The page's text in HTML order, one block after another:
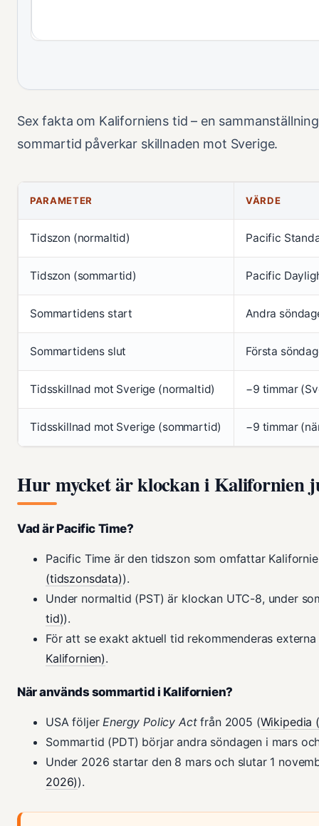
Sex fakta om Kaliforniens tid – en
sommartid påverkar skillnaden mot Sverige.
PARAMETER VÄRDE
Tidszon (normaltid) Pacific
Tidszon (sommartid) Pacific
Sommartidens start Andra
Sommartidens slut Första
Tidsskillnad mot Sverige (normaltid) −9 timmar
Tidsskillnad mot Sverige (sommartid) −9 timmar
Hur mycket är klockan i Kalifornien
Vad är Pacific Time?
Pacific Time är den tidszon som omfattar
(tidszonsdata)).
Under normaltid (PST) är klockan UTC-8, under
tid)).
För att se exakt aktuell tid rekommenderas
Kalifornien).
När används sommartid i Kalifornien?
USA följer Energy Policy Actfrån 2005 (Wikipedia
Sommartid (PDT) börjar andra söndagen i mars
Under 2026 startar den 8 mars och slutar 1
2026)).